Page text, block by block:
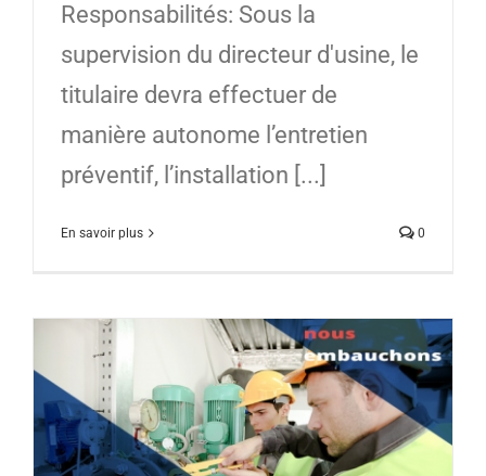
Responsabilités: Sous la
supervision du directeur d'usine, le
titulaire devra effectuer de
manière autonome l’entretien
préventif, l’installation [...]
En savoir plus 0